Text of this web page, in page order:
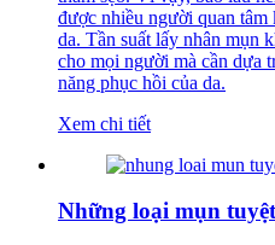
được nhiều người quan
da. Tần suất lấy nhân mụn
cho mọi người mà cần dựa
năng phục hồi của da.
Xem chi tiết
Những loại mụn